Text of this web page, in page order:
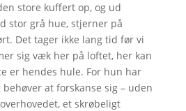
store kuffert op, og ud
stor grå hue, stjerner på
Det tager ikke lang tid før vi
sig væk her på loftet, her kan
er hendes hule. For hun har
at forskanse sig – uden
et skrøbeligt